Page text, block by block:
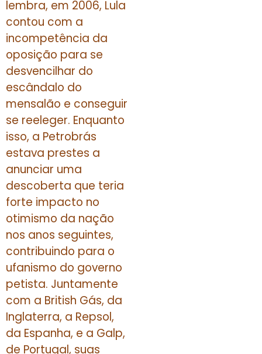
lembra, em 2006, Lula
contou com a
incompetência da
oposição para se
desvencilhar do
escândalo do
mensalão e conseguir
se reeleger. Enquanto
isso, a Petrobrás
estava prestes a
anunciar uma
descoberta que teria
forte impacto no
otimismo da nação
nos anos seguintes,
contribuindo para o
ufanismo do governo
petista. Juntamente
com a British Gás, da
Inglaterra, a Repsol,
da Espanha, e a Galp,
de Portugal, suas